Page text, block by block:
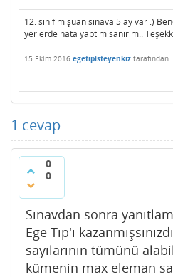
12. sınıfım şuan sınava 5 ay var :)
yerlerde hata yaptım sanırım..
15 Ekim 2016 egetıpisteyenkız tarafından
1 cevap
0
0
Sınavdan sonra
Ege Tıp'ı
sayılarının tümünü
kümenin max eleman